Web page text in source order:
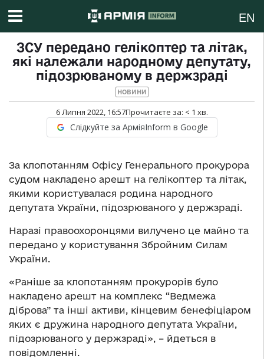
EN
ЗСУ передано гелікоптер та літак,
які належали народному депутату,
підозрюваному в держзраді
НОВИНИ
6 Липня 2022, 16:57Прочитаєте за: < 1 хв.
Слідкуйте за АрміяInform в Google
За клопотанням Офісу Генерального прокурора
судом накладено арешт на гелікоптер та літак,
якими користувалася родина народного
депутата України, підозрюваного у держзраді.
Наразі правоохоронцями вилучено це майно та
передано у користування Збройним Силам
України.
«Раніше за клопотанням прокурорів було
накладено арешт на комплекс “Ведмежа
діброва” та інші активи, кінцевим бенефіціаром
яких є дружина народного депутата України,
підозрюваного у держзраді», – йдеться в
повідомленні.